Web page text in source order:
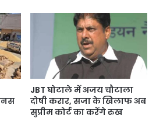
JBT घोटाले में अजय चौटाला
दोषी करार, सजा के खिलाफ अब
सुप्रीम कोर्ट का करेंगे रुख